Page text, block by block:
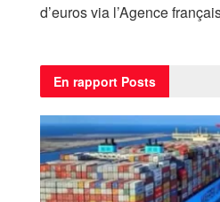
d’euros via l’Agence
En rapport Posts